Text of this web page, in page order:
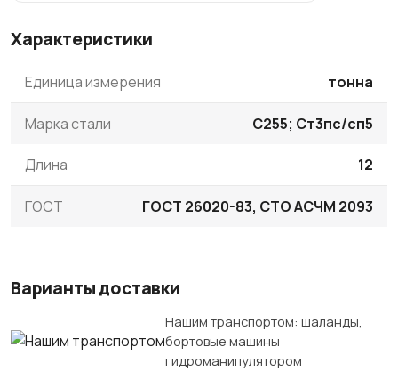
Характеристики
Единица измерения тонна
Марка стали С255; Ст3пс/сп5
Длина 12
ГОСТ ГОСТ 26020-83, СТО АСЧМ 2093
Варианты доставки
Нашим транспортом: шаланды,
бортовые машины
гидроманипулятором